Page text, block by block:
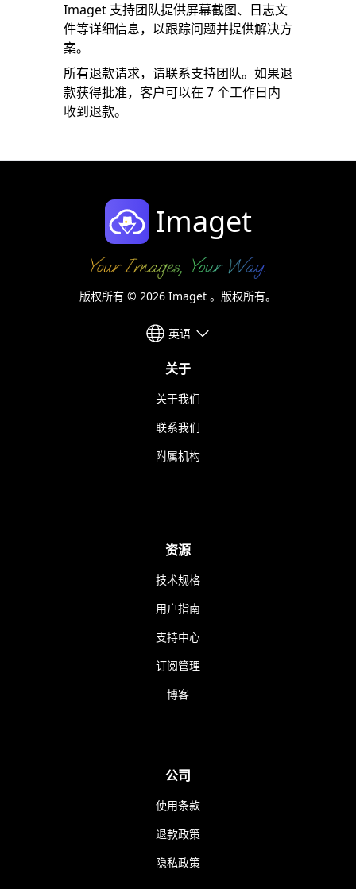
Imaget 支持团队提供屏幕截图、日志文
件等详细信息，以跟踪问题并提供解决方
案。
所有退款请求，请联系支持团队。如果退
款获得批准，客户可以在 7 个工作日内
收到退款。
Imaget
版权所有 © 2026 Imaget 。版权所有。
英语
关于
关于我们
联系我们
附属机构
资源
技术规格
用户指南
支持中心
订阅管理
博客
公司
使用条款
退款政策
隐私政策